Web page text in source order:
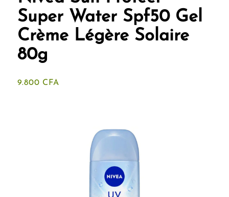
Super Water Spf50 Gel
Crème Légère Solaire
80g
9.800 CFA